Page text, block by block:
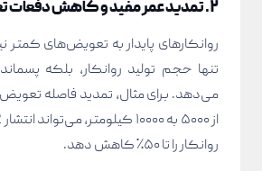
۲. تمدید عمر مفید و کاهش دفعات تعویض
روانکارهای پایدار به تعویض‌های کمتر
تنها حجم تولید روانکار، بلکه
می‌دهد. برای مثال، تمدید فاصله
روانکار را تا ۵۰٪ کاهش دهد.